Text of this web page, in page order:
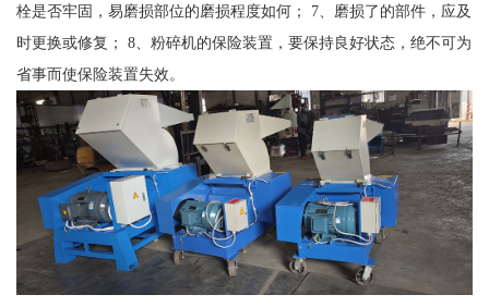
栓是否牢固，易磨损部位的磨损程度如何； 7、磨损了的部件，应及
时更换或修复； 8、粉碎机的保险装置，要保持良好状态，绝不可为
省事而使保险装置失效。